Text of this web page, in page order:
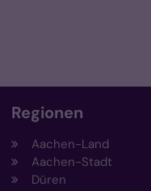
Regionen
Aachen-Land
Aachen-Stadt
Düren